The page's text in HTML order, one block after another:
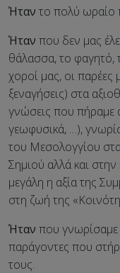
Ήταν το πολύ ωραίο
Ήταν που δεν μας
θάλασσα, το φαγητό,
χοροί μας, οι παρέες
ξεναγήσεις) στα
γνώσεις που πήραμε
γεωφυσικά, …),
του Μεσολογγίου
Σημιού αλλά και
μεγάλη η αξία της
στη ζωή της
Ήταν που γνωρίσαμε
παράγοντες που
τους.